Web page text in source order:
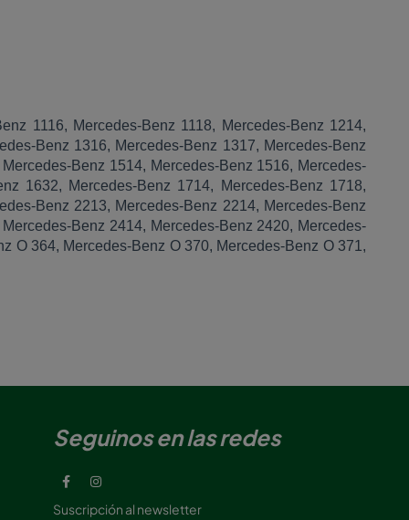
1116, Mercedes-Benz 1118, Mercedes-Benz 1214,
Benz 1316, Mercedes-Benz 1317, Mercedes-Benz
Benz 1514, Mercedes-Benz 1516, Mercedes-
1632, Mercedes-Benz 1714, Mercedes-Benz 1718,
Benz 2213, Mercedes-Benz 2214, Mercedes-Benz
Benz 2414, Mercedes-Benz 2420, Mercedes-
O 364, Mercedes-Benz O 370, Mercedes-Benz O 371,
Seguinos en las redes
Suscripción al newsletter